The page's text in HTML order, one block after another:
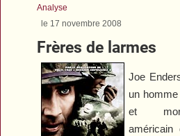
Analyse
le 17 novembre 2008
Frères de larmes
Joe
un
et
américain